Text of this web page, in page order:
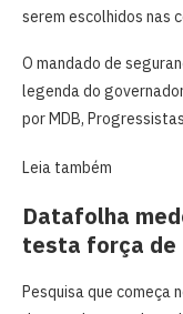
serem escolhidos nas
O mandado de
legenda do
por MDB,
Leia também
Datafolha
testa força de
Pesquisa que começa